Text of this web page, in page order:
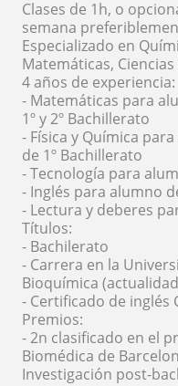
Clases de 1h, o
semana
Especializado en
Matemáticas,
4 años de experiencia:
- Matemáticas para
1º y 2º Bachillerato
- Física y Química
de 1º Bachillerato
- Tecnología para
- Inglés para alumno
- Lectura y deberes
Títulos:
- Bachilerato
- Carrera en la
Bioquímica
- Certificado de inglés
Premios:
- 2n clasificado en el
Biomédica de
Investigación post-